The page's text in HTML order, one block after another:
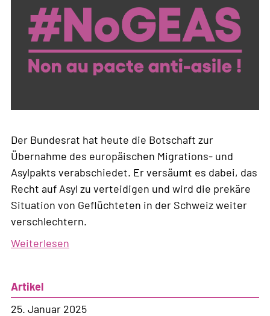
Der Bundesrat hat heute die Botschaft zur
Übernahme des europäischen Migrations- und
Asylpakts verabschiedet. Er versäumt es dabei, das
Recht auf Asyl zu verteidigen und wird die prekäre
Situation von Geflüchteten in der Schweiz weiter
verschlechtern.
Weiterlesen
der
Artikel
25. Januar 2025